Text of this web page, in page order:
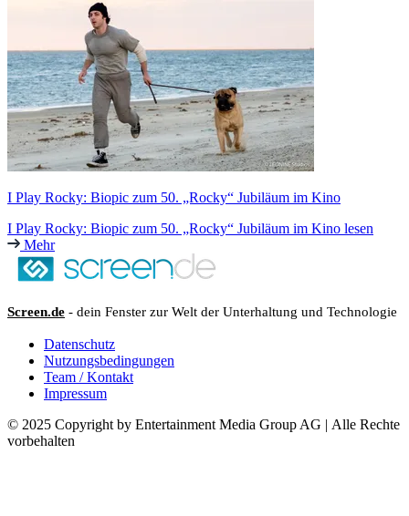
I Play Rocky: Biopic zum 50. „Rocky“ Jubiläum im Kino
I Play Rocky: Biopic zum 50. „Rocky“ Jubiläum im Kino lesen
Mehr
Screen.de - dein Fenster zur Welt der Unterhaltung und Technologie
Datenschutz
Nutzungsbedingungen
Team / Kontakt
Impressum
© 2025 Copyright by Entertainment Media Group AG | Alle Rechte
vorbehalten